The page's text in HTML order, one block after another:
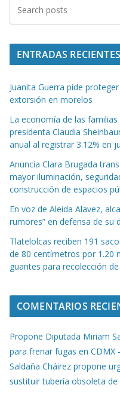
ENTRADAS RECIENTES
Juanita Guerra pide
extorsión en morelos
La economía de las
presidenta Claudia
anual al registrar 3.12% en
Anuncia Clara Brugada
mayor iluminación,
construcción de espacios
En voz de Aleida Alavez,
rumores” en defensa de su
Tlatelolcas reciben 191
de 80 centímetros por 1.20
guantes para recolección
COMENTARIOS
Propone Diputada Miriam
para frenar fugas en CDMX
Saldaña Cháirez propone
sustituir tubería obsoleta de